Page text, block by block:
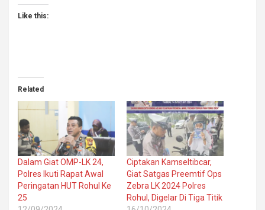
Like this:
Related
Dalam Giat OMP-LK 24,
Polres Ikuti Rapat Awal
Peringatan HUT Rohul Ke
25
Ciptakan Kamseltibcar,
Giat Satgas Preemtif Ops
Zebra LK 2024 Polres
Rohul, Digelar Di Tiga Titik